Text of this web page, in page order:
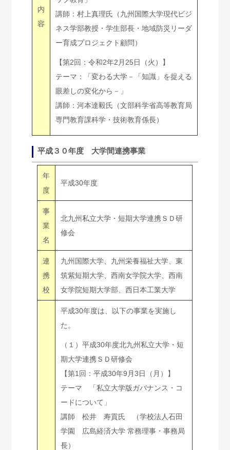
内
容
講師：村上真理氏（九州国際大学現代ビジ
ネス学部教授・学生部長・地域防災リーダ
ー育成プロジェクト顧問）
【第2回：令和2年2月25日（火）】
テーマ：「変わる大学－「知識」を捉える
眼差しの変化から－」
講師：河本達毅氏（文部科学省高等教育局
専門教育課科学・技術教育係長）
平成３０年度 大学間連携事業
年
度
平成30年度
事
業
名
北九州私立大学・短期大学連携ＳＤ研
修会
連
携
校
九州国際大学、九州栄養福祉大学、東
筑紫短期大学、西南女学院大学、西南
女学院短期大学部、西日本工業大学
平成30年度は、以下の事業を実施し
た。
（１）平成30年度北九州私立大学・短
期大学連携ＳＤ研修会
【第1回：平成30年9月3日（月）】
テーマ 「私立大学版ガバナンス・コ
ードについて」
講師 松井 寿貢氏 （学校法人石田
学園 広島経済大学 常務理事・事務局
長）